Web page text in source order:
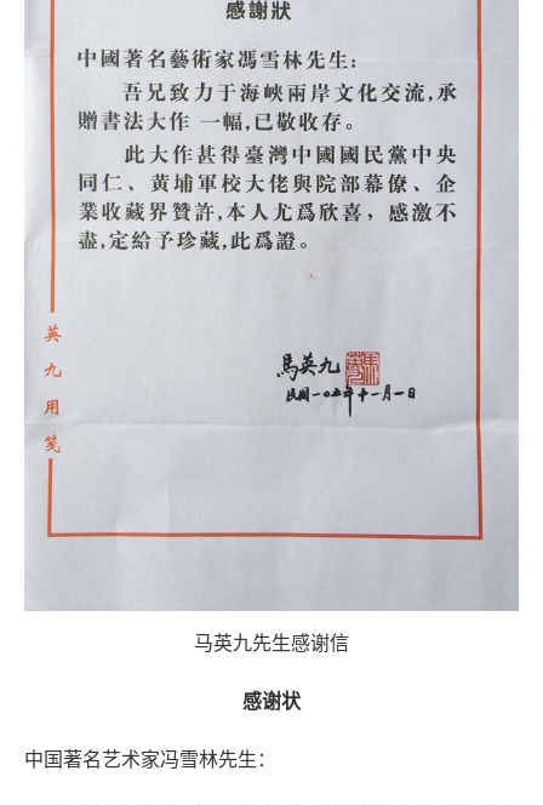
马英九先生感谢信
感谢状
中国著名艺术家冯雪林先生：